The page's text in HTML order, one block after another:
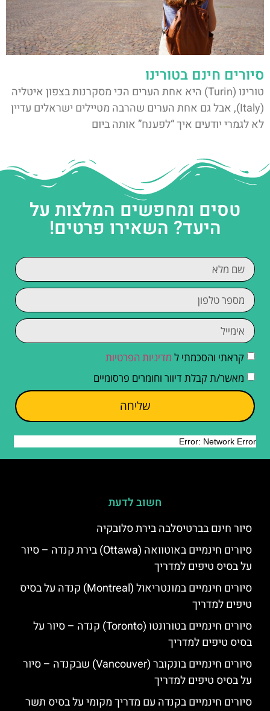
סיורים חינם בטורינו
טורינו (Turin) היא אחת הערים הכי מסקרנות בצפון איטליה
(Italy), אבל גם אחת הערים שהרבה מטיילים ישראלים עדיין
לא לגמרי יודעים איך “לפענח” אותה ביום
טסים ומחפשים המלצות על
היעד? השאירו פרטים!
קראתי והסכמתי ל מדיניות הפרטיות
מאשר/ת קבלת דיוור וחומרים פרסומיים
שליחה
חשוב לדעת
סיור חינם בברטיסלבה בירת סלובקיה
סיורים חינמיים באוטוואה (Ottawa) בירת קנדה – סיור
על בסיס טיפים למדריך
סיורים חינמיים במונטריאול (Montreal) קנדה על בסיס
טיפים למדריך
סיורים חינמיים בטורונטו (Toronto) קנדה – סיור על
בסיס טיפים למדריך
סיורים חינמיים בונקובר (Vancouver) שבקנדה – סיור
על בסיס טיפים למדריך
סיורים חינמיים בקנדה עם מדריך מקומי על בסיס תשר